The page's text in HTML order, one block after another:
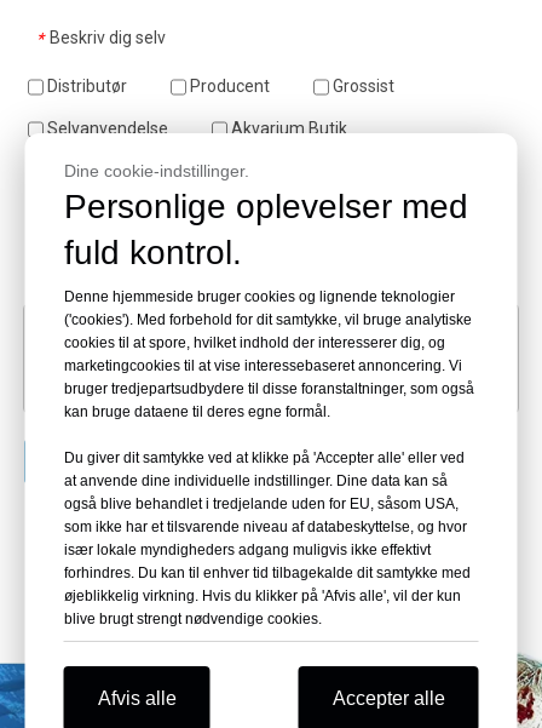
* Beskriv dig selv
Distributør Producent Grossist
Selvanvendelse Akvarium Butik
Design Firma Svømmebassinbyggere
Ejendomsfirma Ocean Park Hotel
Indsend
Rådfør dig med dine
Dine cookie-indstillinger.
Personlige oplevelser med
fuld kontrol.
Denne hjemmeside bruger cookies og lignende teknologier
('cookies'). Med forbehold for dit samtykke, vil bruge analytiske
cookies til at spore, hvilket indhold der interesserer dig, og
marketingcookies til at vise interessebaseret annoncering. Vi
bruger tredjepartsudbydere til disse foranstaltninger, som også
kan bruge dataene til deres egne formål.
Du giver dit samtykke ved at klikke på 'Accepter alle' eller ved
at anvende dine individuelle indstillinger. Dine data kan så
også blive behandlet i tredjelande uden for EU, såsom USA,
som ikke har et tilsvarende niveau af databeskyttelse, og hvor
især lokale myndigheders adgang muligvis ikke effektivt
forhindres. Du kan til enhver tid tilbagekalde dit samtykke med
øjeblikkelig virkning. Hvis du klikker på 'Afvis alle', vil der kun
blive brugt strengt nødvendige cookies.
Afvis alle Accepter alle